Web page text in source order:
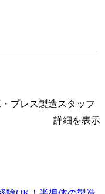
プレス製造スタッフ
詳細を表示